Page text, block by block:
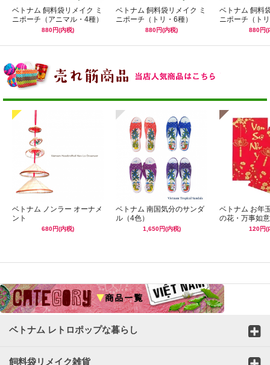
ベトナム 飼料袋リメイク ミ
ニポーチ（アニマル・4種）
880円(内税)
ベトナム 飼料袋リメイク ミ
ニポーチ（トリ・6種）
880円(内税)
ベトナム 飼料
ニポーチ（ト
880円(
ベトナム ノンラー オーナメ
ント
680円(内税)
ベトナム 南国気分のサンダ
ル（4色）
1,650円(内税)
ベトナム お年
の花・万事如意
120円(
ベトナム レトロポップな暮らし
飼料袋リメイク雑貨